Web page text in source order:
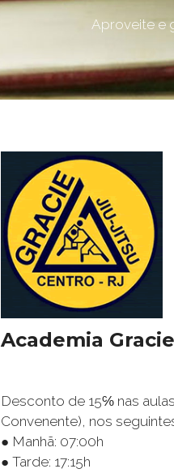
Aproveite e
Academia
Desconto de 15℅ nas
Convenente), nos
● Manhã: 07:00h
● Tarde: 17:15h